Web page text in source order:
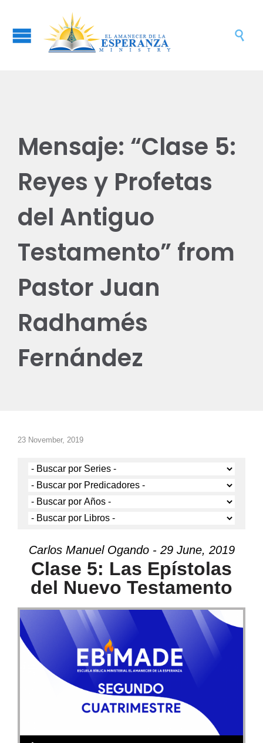

Mensaje: “Clase 5:
Reyes y Profetas
del Antiguo
Testamento” from
Pastor Juan
Radhamés
Fernández
23 November, 2019
Carlos Manuel Ogando - 29 June, 2019
Clase 5: Las Epístolas
del Nuevo Testamento
Audio Player